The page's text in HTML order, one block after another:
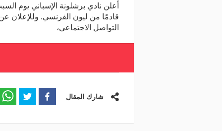
أعلن نادي برشلونة الإسباني يوم
قادمًا من ليون الفرنسي. وللإعلان
التواصل الاجتماعي،
شارك المقال